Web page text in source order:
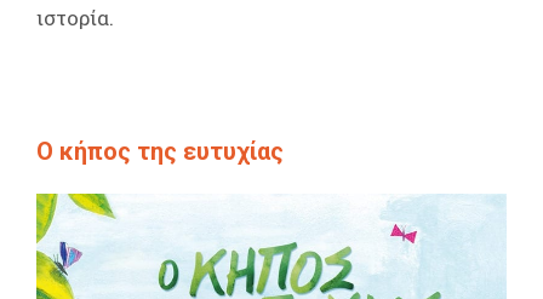
ιστορία.
Ο κήπος της ευτυχίας